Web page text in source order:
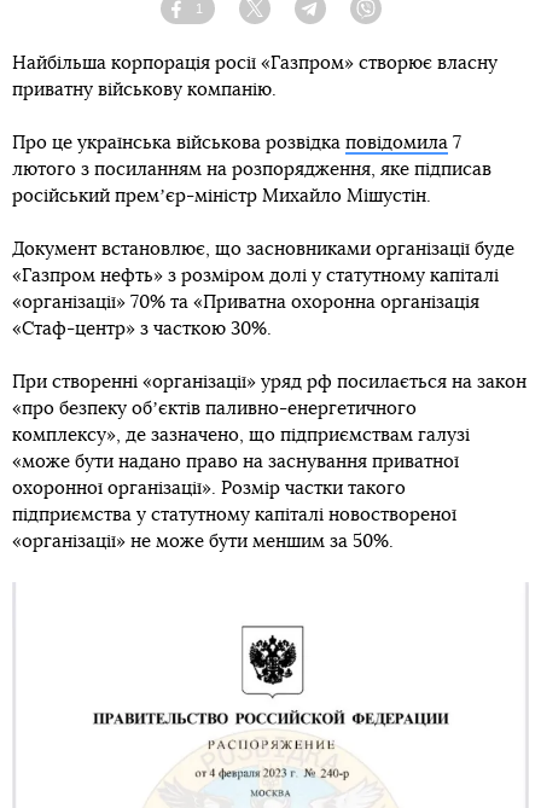
Facebook
1
Twitter TelegramViber
Найбільша корпорація росії «Газпром» створює власну
приватну військову компанію.
Про це українська військова розвідка повідомила 7
лютого з посиланням на розпорядження, яке підписав
російський премʼєр-міністр Михайло Мішустін.
Документ встановлює, що засновниками організації буде
«Газпром нефть» з розміром долі у статутному капіталі
«організації» 70% та «Приватна охоронна організація
«Стаф-центр» з часткою 30%.
При створенні «організації» уряд рф посилається на закон
«про безпеку обʼєктів паливно-енергетичного
комплексу», де зазначено, що підприємствам галузі
«може бути надано право на заснування приватної
охоронної організації». Розмір частки такого
підприємства у статутному капіталі новоствореної
«організації» не може бути меншим за 50%.